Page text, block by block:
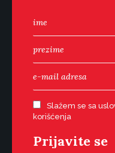
Slažem se sa
korišćenja